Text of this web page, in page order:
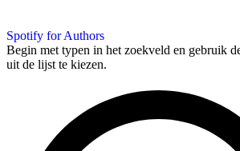
Spotify for Authors
Begin met typen in het zoekveld en gebruik
uit de lijst te kiezen.